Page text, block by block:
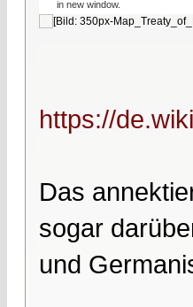
in new window.
https://
Das
sogar
und